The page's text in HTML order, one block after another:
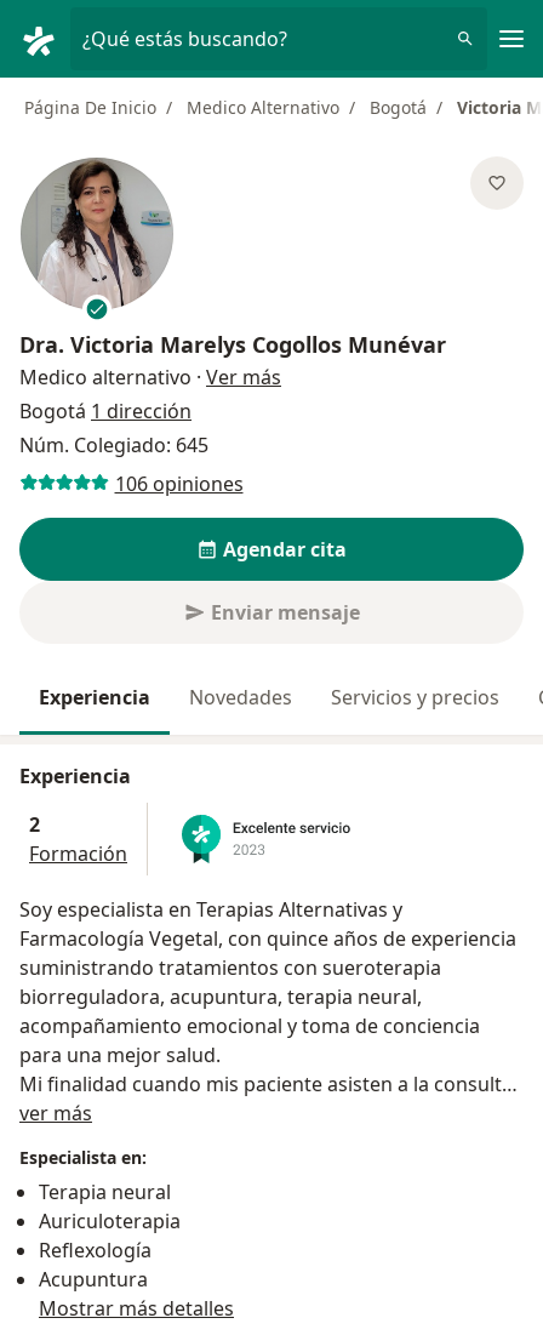
¿Qué estás buscando?
Página De Inicio Medico Alternativo Bogotá Victoria
Dra. Victoria Marelys Cogollos Munévar
Medico alternativo · Ver más
Bogotá 1 dirección
Núm. Colegiado: 645
106 opiniones
Agendar cita
Enviar mensaje
Experiencia Novedades Servicios y precios
Experiencia
2
Formación
Soy especialista en Terapias Alternativas y
Farmacología Vegetal, con quince años de experiencia
suministrando tratamientos con sueroterapia
biorreguladora, acupuntura, terapia neural,
acompañamiento emocional y toma de conciencia
para una mejor salud.
Mi finalidad cuando mis paciente asisten a la consulta
es que encuentren tratamientos efectivos y
ver más
Especialista en:
Terapia neural
Auriculoterapia
Reflexología
Acupuntura
Mostrar más detalles